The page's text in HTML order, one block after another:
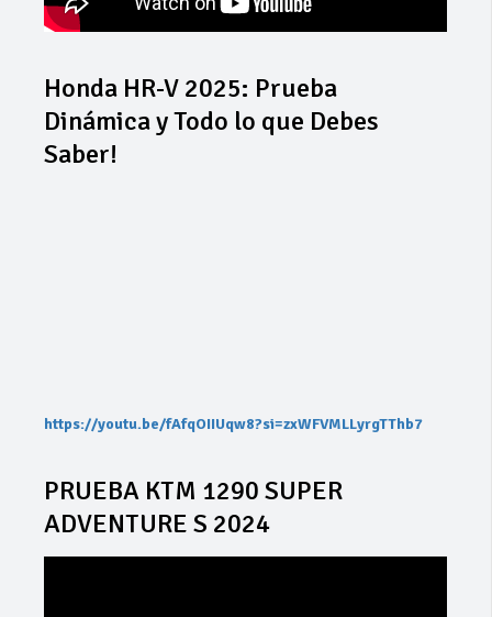
Honda HR-V 2025: Prueba
Dinámica y Todo lo que Debes
Saber!
https://youtu.be/fAfqOIIUqw8?si=zxWFVMLLyrgTThb7
PRUEBA KTM 1290 SUPER
ADVENTURE S 2024